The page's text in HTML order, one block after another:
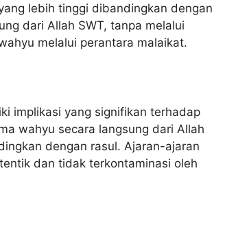
lebih tinggi dibandingkan dengan
dari Allah SWT, tanpa melalui
melalui perantara malaikat.
implikasi yang signifikan terhadap
wahyu secara langsung dari Allah
dengan rasul. Ajaran-ajaran
dan tidak terkontaminasi oleh